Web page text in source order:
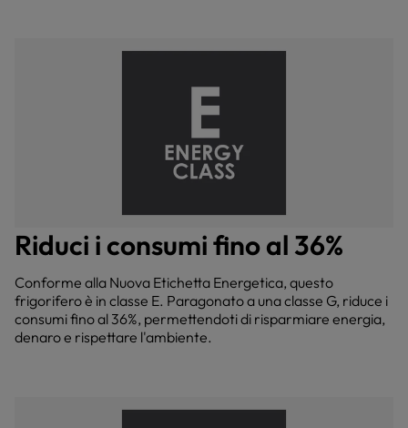
Riduci i consumi fino al 36%
Conforme alla Nuova Etichetta Energetica, questo
frigorifero è in classe E. Paragonato a una classe G, riduce i
consumi fino al 36%, permettendoti di risparmiare energia,
denaro e rispettare l'ambiente.